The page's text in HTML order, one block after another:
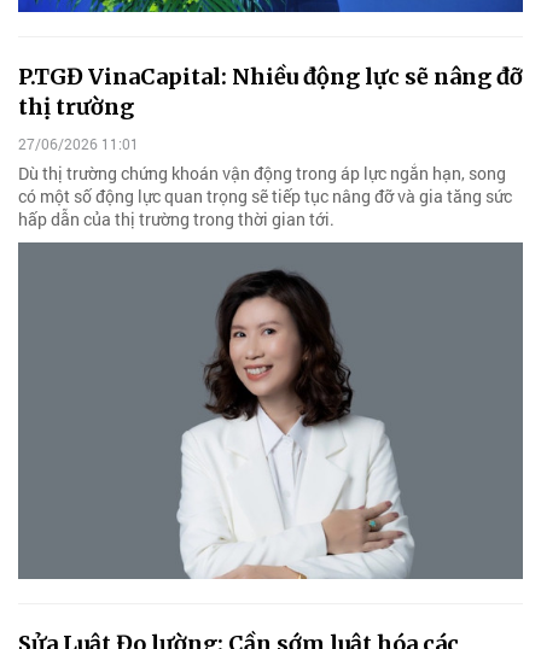
P.TGĐ VinaCapital: Nhiều động lực sẽ nâng đỡ
thị trường
27/06/2026 11:01
Dù thị trường chứng khoán vận động trong áp lực ngắn hạn, song
có một số động lực quan trọng sẽ tiếp tục nâng đỡ và gia tăng sức
hấp dẫn của thị trường trong thời gian tới.
Sửa Luật Đo lường: Cần sớm luật hóa các